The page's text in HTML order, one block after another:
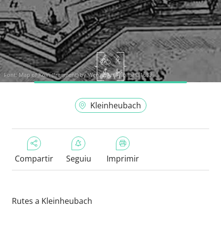
Font: Map of Köln (fragment) by Wenzel and Hollars. 1633.
Kleinheubach
Compartir Seguiu Imprimir
Rutes a Kleinheubach